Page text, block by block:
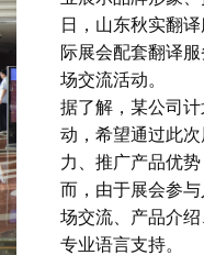
日，山东秋实翻
际展会配套翻译
场交流活动。
据了解，某公司
动，希望通过此
力、推广产品优
而，由于展会参
场交流、产品介
专业语言支持。